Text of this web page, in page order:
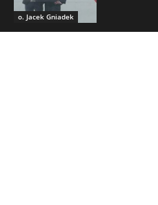
o. Jacek Gniadek